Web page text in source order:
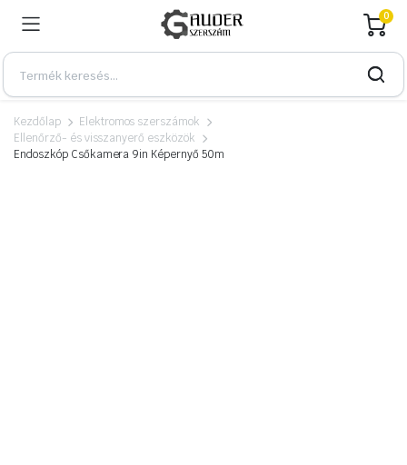
0
Kezdőlap
Elektromos szerszámok
Ellenőrző- és visszanyerő eszközök
Endoszkóp Csőkamera 9in Képernyő 50m